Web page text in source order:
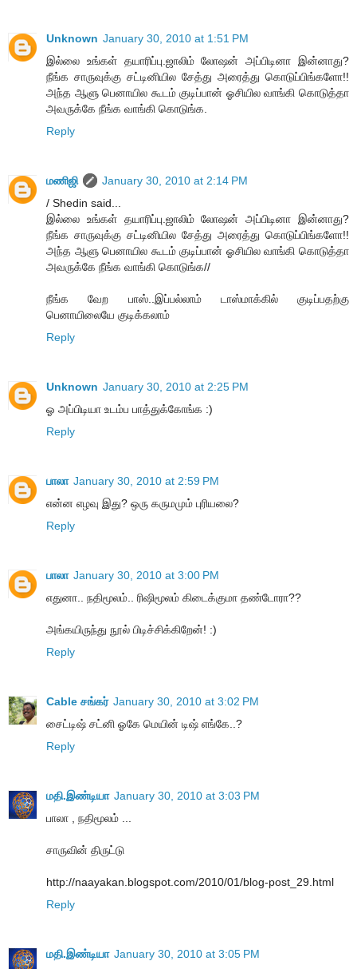
Unknown January 30, 2010 at 1:51 PM
இல்லை உங்கள் தயாரிப்பு.ஜாலிம் லோஷன் அப்பிடினா இன்னாது?
நீங்க சாருவுக்கு சட்டினியில சேத்து அரைத்து கொடுப்பிங்களோ!!
அந்த ஆளு பெனாயில கூடம் குடிப்பான் ஓசியில வாங்கி கொடுத்தா
அவருக்கே நீங்க வாங்கி கொடுங்க.
Reply
மணிஜி
January 30, 2010 at 2:14 PM
/ Shedin said...
இல்லை உங்கள் தயாரிப்பு.ஜாலிம் லோஷன் அப்பிடினா இன்னாது?
நீங்க சாருவுக்கு சட்டினியில சேத்து அரைத்து கொடுப்பிங்களோ!!
அந்த ஆளு பெனாயில கூடம் குடிப்பான் ஓசியில வாங்கி கொடுத்தா
அவருக்கே நீங்க வாங்கி கொடுங்க//
நீங்க வேற பாஸ்..இப்பல்லாம் டாஸ்மாக்கில் குடிப்பதற்கு
பெனாயிலையே குடிக்கலாம்
Reply
Unknown January 30, 2010 at 2:25 PM
ஓ அப்பிடியா உடம்ப பாத்துக்கோங்க :)
Reply
பாலா January 30, 2010 at 2:59 PM
என்ன எழவு இது? ஒரு கருமமும் புரியலை?
Reply
பாலா January 30, 2010 at 3:00 PM
எதுனா.. நதிமூலம்.. ரிஷிமூலம் கிடைக்குமா தண்டோரா??
அங்கயிருந்து நூல் பிடிச்சிக்கிறேன்! :)
Reply
Cable சங்கர் January 30, 2010 at 3:02 PM
சைட்டிஷ் சட்னி ஓகே மெயின் டிஷ் எங்கே..?
Reply
மதி.இண்டியா January 30, 2010 at 3:03 PM
பாலா , நதிமூலம் ...
சாருவின் திருட்டு
http://naayakan.blogspot.com/2010/01/blog-post_29.html
Reply
மதி.இண்டியா January 30, 2010 at 3:05 PM